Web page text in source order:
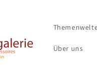
Über uns